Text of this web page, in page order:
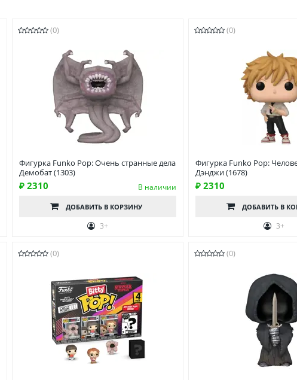
(0)
Фигурка Funko Pop: Очень странные дела
Демобат (1303)
₽ 2310 В наличии
ДОБАВИТЬ В КОРЗИНУ
3+
(0)
Фигурка Funko Pop:
Дэнджи (1678)
₽ 2310
ДОБАВИТЬ В
3+
(0) (0)